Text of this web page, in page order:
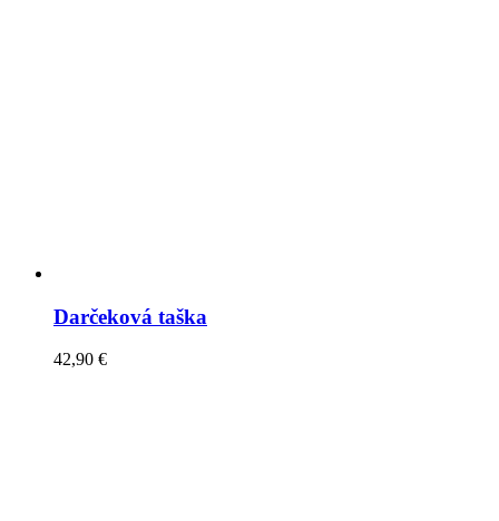
Darčeková taška
42,90 €